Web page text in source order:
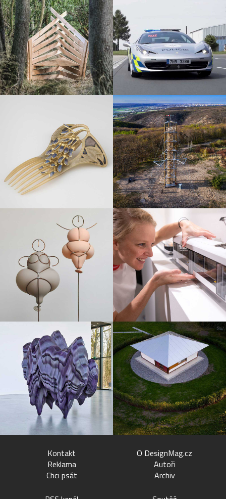
Kontakt
Reklama
Chci psát
O DesignMag.cz
Autoři
Archiv